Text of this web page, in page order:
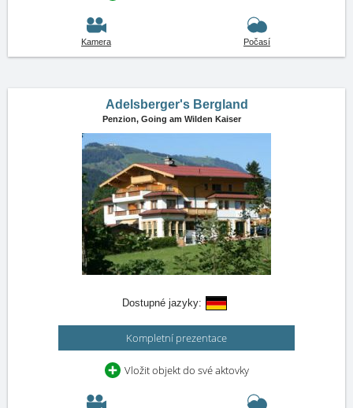
Kamera Počasí
Adelsberger's Bergland
Penzion, Going am Wilden Kaiser
Dostupné jazyky:
Kompletní prezentace
Vložit objekt do své aktovky